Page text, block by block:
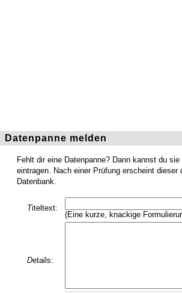
Datenpanne melden
Fehlt dir eine Datenpanne? Dann kannst du
eintragen. Nach einer Prüfung erscheint dieser
Datenbank.
Titeltext:
(Eine kurze, knackige
Details: